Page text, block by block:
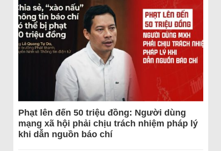
Phạt lên đến 50 triệu đồng: Người dùng
mạng xã hội phải chịu trách nhiệm pháp lý
khi dẫn nguồn báo chí